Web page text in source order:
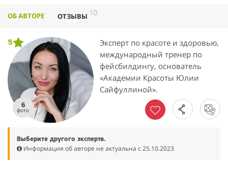
ОБ АВТОРЕ ОТЗЫВЫ 10
6
фото
5
Эксперт по красоте и здоровью,
международный тренер по
фейсбилдингу, основатель
«Академии Красоты Юлии
Сайфуллиной».
Выберите другого эксперта.
Информация об авторе не актуальна c 25.10.2023